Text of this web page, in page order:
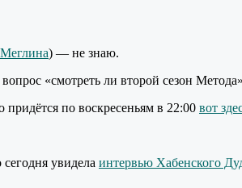
) — не знаю.
«смотреть ли второй сезон
по воскресеньям в 22:00 вот
увидела интервью Хабенского